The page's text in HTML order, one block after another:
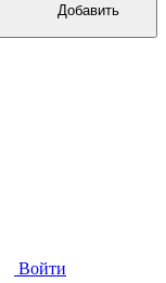
Добавить
Войти